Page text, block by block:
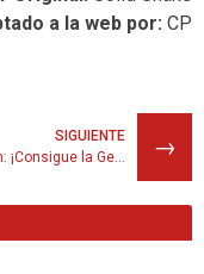
a la web por: CP
→
SIGUIENTE
Misión: ¡Consigue la Gema Carmesí!